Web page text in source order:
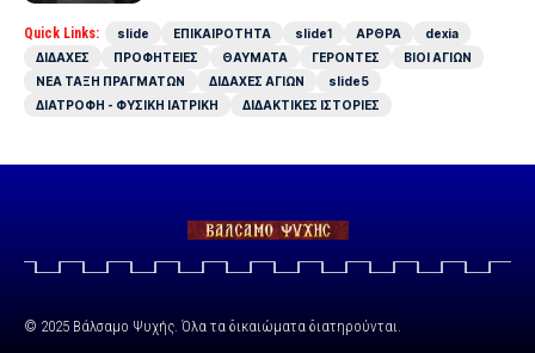
Quick Links: slide ΕΠΙΚΑΙΡΟΤΗΤΑ slide1 ΑΡΘΡΑ
dexia
ΔΙΔΑΧΕΣ
ΠΡΟΦΗΤΕΙΕΣ ΘΑΥΜΑΤΑ ΓΕΡΟΝΤΕΣ
ΒΙΟΙ ΑΓΙΩΝ
ΝΕΑ ΤΑΞΗ ΠΡΑΓΜΑΤΩΝ
ΔΙΔΑΧΕΣ ΑΓΙΩΝ
slide5
ΔΙΑΤΡΟΦΗ - ΦΥΣΙΚΗ ΙΑΤΡΙΚΗ
ΔΙΔΑΚΤΙΚΕΣ ΙΣΤΟΡΙΕΣ
© 2025 Βάλσαμο Ψυχής. Όλα τα δικαιώματα διατηρούνται.